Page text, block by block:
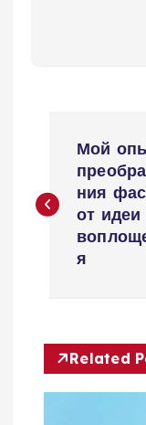
в
а
ц
Мой
ния
от идеи
я
Related